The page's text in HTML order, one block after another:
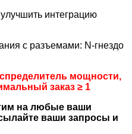
интеграцию
с разъемами: N-гнездо
мощности,
заказ ≥ 1
на любые ваши
ваши запросы и